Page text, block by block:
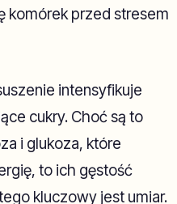
komórek przed stresem
intensyfikuje
cukry. Choć są to
i glukoza, które
to ich gęstość
kluczowy jest umiar.